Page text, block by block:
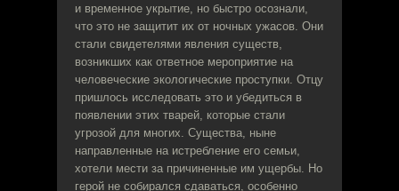
и временное укрытие, но быстро осознали,
что это не защитит их от ночных ужасов. Они
стали свидетелями явления существ,
возникших как ответное мероприятие на
человеческие экологические проступки. Отцу
пришлось исследовать это и убедиться в
появлении этих тварей, которые стали
угрозой для многих. Существа, ныне
направленные на истребление его семьи,
хотели мести за причиненные им ущербы. Но
герой не собирался сдаваться, особенно